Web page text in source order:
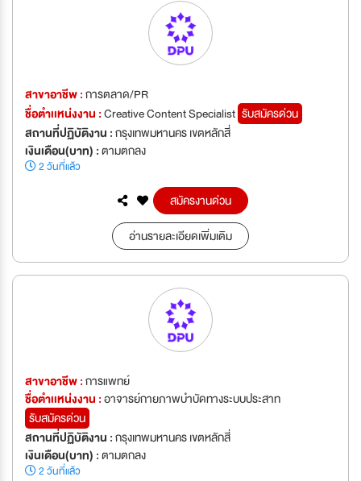
สาขาอาชีพ :การตลาด/PR
ชื่อตำเเหน่งงาน :Creative Content Specialist รับสมัครด่วน
สถานที่ปฏิบัติงาน :กรุงเทพมหานคร เขตหลักสี่
เงินเดือน(บาท) :ตามตกลง
2 วันที่แล้ว
สมัครงานด่วน
อ่านรายละเอียดเพิ่มเติม
สาขาอาชีพ :การแพทย์
ชื่อตำเเหน่งงาน :อาจารย์กายภาพบำบัดทางระบบประสาท
รับสมัครด่วน
สถานที่ปฏิบัติงาน :กรุงเทพมหานคร เขตหลักสี่
เงินเดือน(บาท) :ตามตกลง
2 วันที่แล้ว